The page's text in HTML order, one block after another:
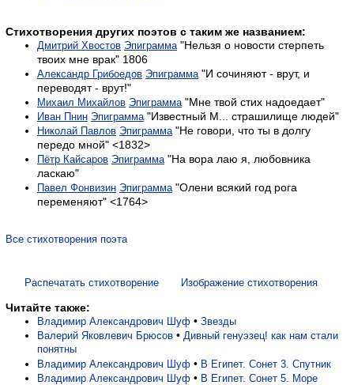
Стихотворения других поэтов с таким же названием:
Дмитрий Хвостов Эпиграмма "Нельзя о новости стерпеть
твоих мне врак" 1806
Александр Грибоедов Эпиграмма "И сочиняют - врут, и
переводят - врут!"
Михаил Михайлов Эпиграмма "Мне твой стих надоедает"
Иван Пнин Эпиграмма "Известный M... страшилище людей"
Николай Павлов Эпиграмма "Не говори, что ты в долгу
передо мной" <1832>
Пётр Кайсаров Эпиграмма "На вора лаю я, любовника
ласкаю"
Павел Фонвизин Эпиграмма "Олени всякий год рога
переменяют" <1764>
Все стихотворения поэта
Распечатать стихотворение Изображение стихотворения
Читайте также:
Владимир Александрович Шуф • Звезды
Валерий Яковлевич Брюсов • Дивный генуэзец! как нам стали
понятны
Владимир Александрович Шуф • В Египет. Сонет 3. Спутник
Владимир Александрович Шуф • В Египет. Сонет 5. Море